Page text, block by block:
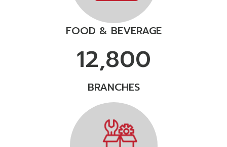
FOOD & BEVERAGE
12,800
BRANCHES